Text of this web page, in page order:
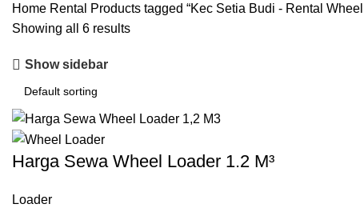
Home Rental
Products tagged “Kec Setia Budi - Rental
Showing all 6 results
Show sidebar
Harga Sewa Wheel Loader 1.2 M³
Loader